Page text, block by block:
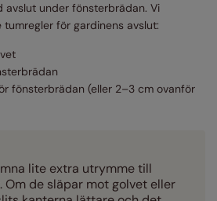
avslut under fönsterbrädan. Vi
för gardinens avslut:
fönsterbrädan (eller 2–3 cm ovanför
lite extra utrymme till
Om de släpar mot golvet eller